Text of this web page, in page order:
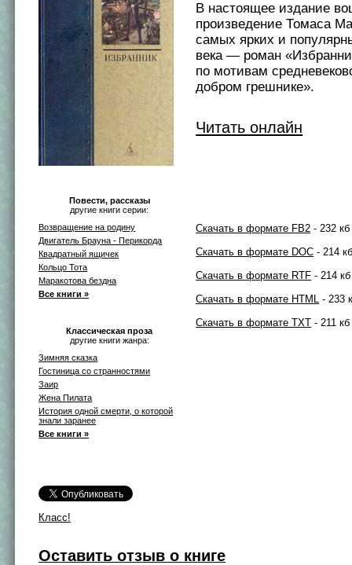
Повести, рассказы
другие книги серии:
Возвращение на родину
Двигатель Брауна - Перикорда
Квадратный ящичек
Кольцо Тота
Маракотова бездна
Все книги »
Классическая проза
другие книги жанра:
Зимняя сказка
Гостиница со странностями
Заир
Жена Пилата
История одной смерти, о которой
знали заранее
Все книги »
Класс!
В настоящее издание
произведение Томаса
самых ярких и
века — роман
по мотивам
добром грешнике».
Читать онлайн
Скачать в формате FB2 - 232 кб
Скачать в формате DOC - 214
Скачать в формате RTF - 214 кб
Скачать в формате HTML - 233
Скачать в формате TXT - 211 кб
Оставить отзыв о книге